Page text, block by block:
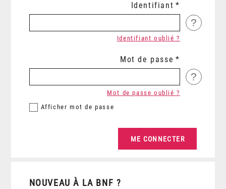
Identifiant
?
Identifiant oublié ?
Mot de passe
?
Afficher mot de passe
Mot de passe oublié ?
NOUVEAU À LA BNF ?